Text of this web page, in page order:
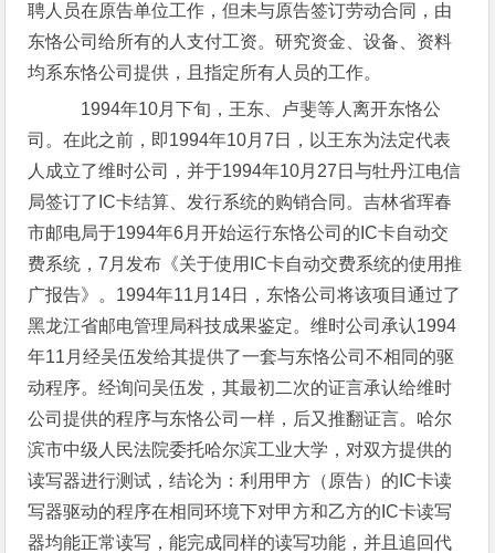
聘人员在原告单位工作，但未与原告签订劳动合同，由
东恪公司给所有的人支付工资。研究资金、设备、资料
均系东恪公司提供，且指定所有人员的工作。
1994年10月下旬，王东、卢斐等人离开东恪公
司。在此之前，即1994年10月7日，以王东为法定代表
人成立了维时公司，并于1994年10月27日与牡丹江电信
局签订了IC卡结算、发行系统的购销合同。吉林省珲春
市邮电局于1994年6月开始运行东恪公司的IC卡自动交
费系统，7月发布《关于使用IC卡自动交费系统的使用推
广报告》。1994年11月14日，东恪公司将该项目通过了
黑龙江省邮电管理局科技成果鉴定。维时公司承认1994
年11月经吴伍发给其提供了一套与东恪公司不相同的驱
动程序。经询问吴伍发，其最初二次的证言承认给维时
公司提供的程序与东恪公司一样，后又推翻证言。哈尔
滨市中级人民法院委托哈尔滨工业大学，对双方提供的
读写器进行测试，结论为：利用甲方（原告）的IC卡读
写器驱动的程序在相同环境下对甲方和乙方的IC卡读写
器均能正常读写，能完成同样的读写功能，并且追回代